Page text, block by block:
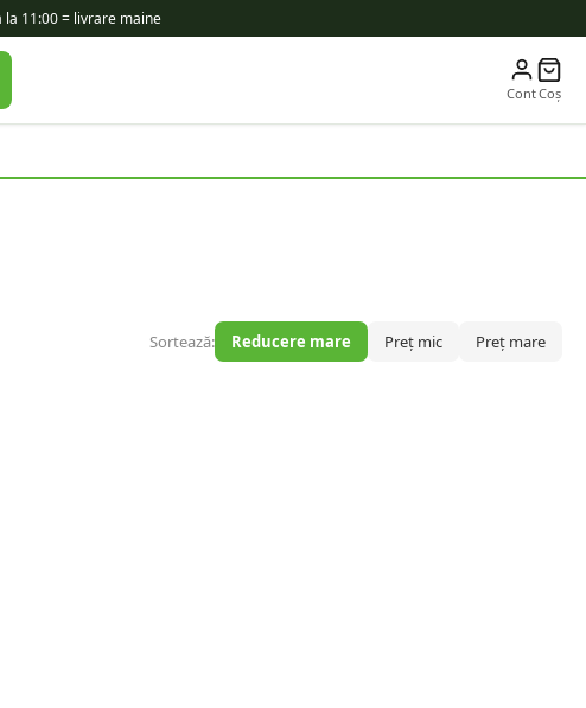
la 11:00 = livrare maine
ContCoș
Sortează: Reducere mare Preț mic Preț mare